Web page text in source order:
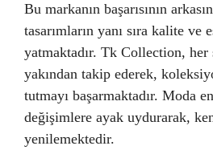
Bu markanın başarısının
tasarımların yanı sıra kalite ve
yatmaktadır. Tk Collection,
yakından takip ederek,
tutmayı başarmaktadır. Moda
değişimlere ayak uydurarak,
yenilemektedir.